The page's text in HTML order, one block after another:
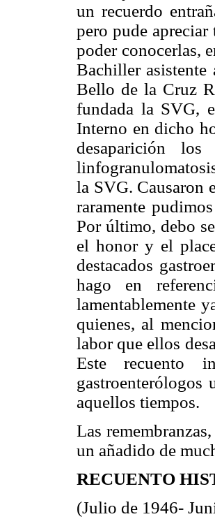
un recuerdo
pero pude
poder conocerlas,
Bachiller
Bello de la Cruz
fundada la SVG,
Interno en dicho
desaparición
la SVG. Causaron
raramente
Por último, debo
el honor y el
destacados
hago en
lamentablemente
quienes, al
labor que ellos
Este recuento
gastroenterólogos
aquellos tiempos.
Las
un añadido de
RECUENTO
(Julio de 1946-